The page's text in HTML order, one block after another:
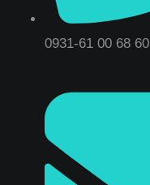
0931-61 00 68 60